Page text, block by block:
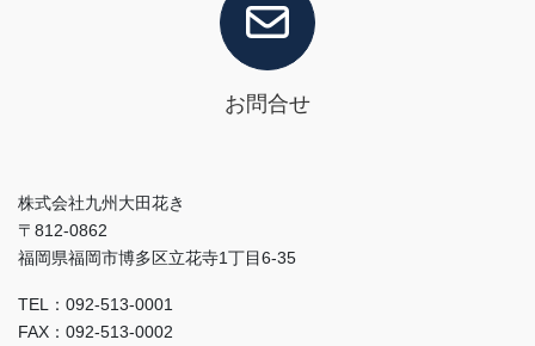
お問合せ
株式会社九州大田花き
〒812-0862
福岡県福岡市博多区立花寺1丁目6-35
TEL：092-513-0001
FAX：092-513-0002